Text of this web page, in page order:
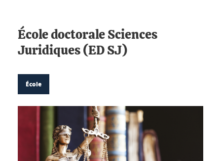
École doctorale Sciences
Juridiques (ED SJ)
École